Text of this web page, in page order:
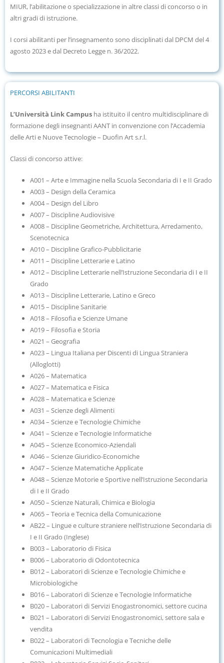
MIUR, l’abilitazione o specializzazione in altre classi di concorso o in
altri gradi di istruzione.
I corsi abilitanti per l’insegnamento sono disciplinati dal DPCM del 4
agosto 2023e dal Decreto Legge n. 36/2022.
PERCORSI ABILITANTI
L’Università Link Campus ha istituito il centro multidisciplinare di
formazione degli insegnanti AANT in convenzionecon l’Accademia
delle Arti e Nuove Tecnologie – Duofin Art s.r.l.
Classi di concorso attive:
A001 – Arte e Immagine nella Scuola Secondaria di I e II Grado
A003 – Design della Ceramica
A004 – Design del Libro
A007 – Discipline Audiovisive
A008 – Discipline Geometriche, Architettura, Arredamento,
Scenotecnica
A010 – Discipline Grafico-Pubblicitarie
A011 – Discipline Letterarie e Latino
A012 – Discipline Letterarie nell’Istruzione Secondaria di I e II
Grado
A013 – Discipline Letterarie, Latino e Greco
A015 – Discipline Sanitarie
A018 – Filosofia e Scienze Umane
A019 – Filosofia e Storia
A021 – Geografia
A023 – Lingua Italiana per Discenti di Lingua Straniera
(Alloglotti)
A026 – Matematica
A027 – Matematica e Fisica
A028 – Matematica e Scienze
A031 – Scienze degli Alimenti
A034 – Scienze e Tecnologie Chimiche
A041 – Scienze e Tecnologie Informatiche
A045 – Scienze Economico-Aziendali
A046 – Scienze Giuridico-Economiche
A047 – Scienze Matematiche Applicate
A048 – Scienze Motorie e Sportive nell’Istruzione Secondaria
di I e II Grado
A050 – Scienze Naturali, Chimica e Biologia
A065 – Teoria e Tecnica della Comunicazione
AB22 – Lingue e culture straniere nell’Istruzione Secondaria di
I e II Grado (Inglese)
B003 – Laboratorio di Fisica
B006 – Laboratorio di Odontotecnica
B012 – Laboratori di Scienze e Tecnologie Chimiche e
Microbiologiche
B016 – Laboratori di Scienze e Tecnologie Informatiche
B020 – Laboratori di Servizi Enogastronomici, settore cucina
B021 – Laboratori di Servizi Enogastronomici, settore sala e
vendita
B022 – Laboratori di Tecnologia e Tecniche delle
Comunicazioni Multimediali